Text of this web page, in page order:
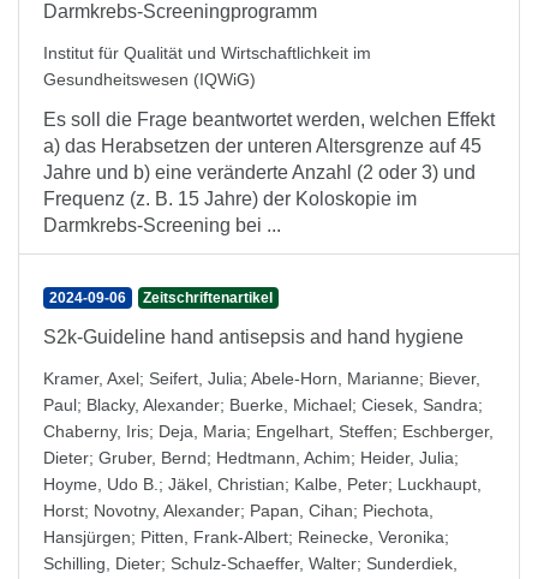
Darmkrebs-Screeningprogramm
Institut für Qualität und Wirtschaftlichkeit im
Gesundheitswesen (IQWiG)
Es soll die Frage beantwortet werden, welchen Effekt
a) das Herabsetzen der unteren Altersgrenze auf 45
Jahre und b) eine veränderte Anzahl (2 oder 3) und
Frequenz (z. B. 15 Jahre) der Koloskopie im
Darmkrebs-Screening bei ...
2024-09-06 Zeitschriftenartikel
S2k-Guideline hand antisepsis and hand hygiene
Kramer, Axel; Seifert, Julia; Abele-Horn, Marianne; Biever,
Paul; Blacky, Alexander; Buerke, Michael; Ciesek, Sandra;
Chaberny, Iris; Deja, Maria; Engelhart, Steffen; Eschberger,
Dieter; Gruber, Bernd; Hedtmann, Achim; Heider, Julia;
Hoyme, Udo B. ; Jäkel, Christian; Kalbe, Peter; Luckhaupt,
Horst; Novotny, Alexander; Papan, Cihan; Piechota,
Hansjürgen; Pitten, Frank-Albert; Reinecke, Veronika;
Schilling, Dieter; Schulz-Schaeffer, Walter; Sunderdiek,